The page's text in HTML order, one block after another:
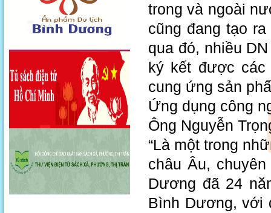
trong và ngoài
cũng đang tạo
qua đó, nhiều
ký kết được các
cung ứng sản
Ứng dụng công
Ông Nguyễn
“Là một trong
châu Âu,
Dương đã 24
Bình Dương, với